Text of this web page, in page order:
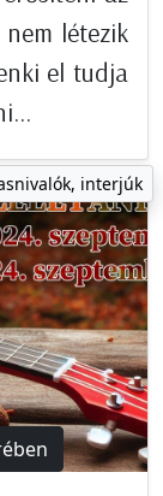
létezik
el tudja
interjúk